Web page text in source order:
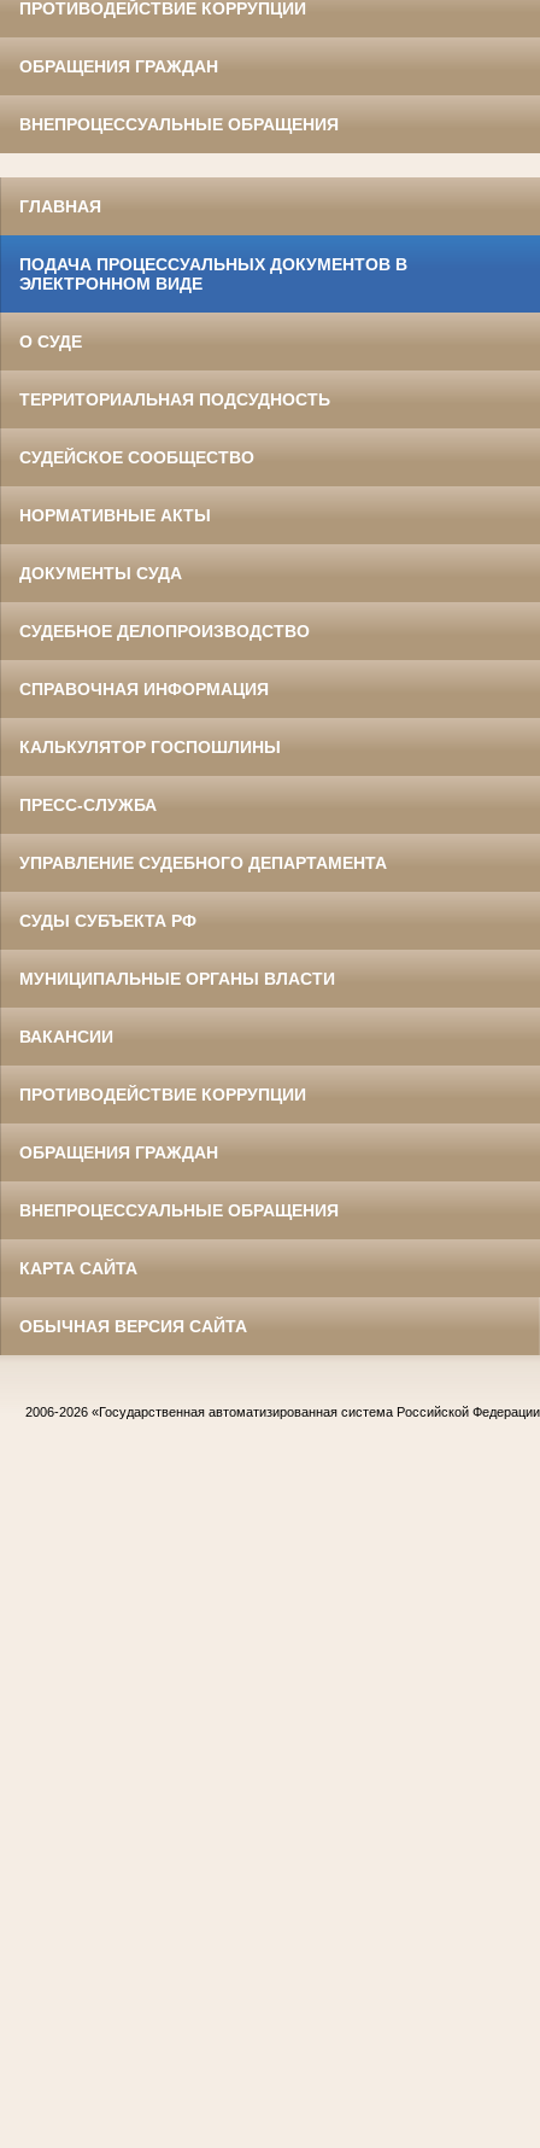
ПРОТИВОДЕЙСТВИЕ КОРРУПЦИИ
ОБРАЩЕНИЯ ГРАЖДАН
ВНЕПРОЦЕССУАЛЬНЫЕ ОБРАЩЕНИЯ
ГЛАВНАЯ
ПОДАЧА ПРОЦЕССУАЛЬНЫХ ДОКУМЕНТОВ В
ЭЛЕКТРОННОМ ВИДЕ
О СУДЕ
ТЕРРИТОРИАЛЬНАЯ ПОДСУДНОСТЬ
СУДЕЙСКОЕ СООБЩЕСТВО
НОРМАТИВНЫЕ АКТЫ
ДОКУМЕНТЫ СУДА
СУДЕБНОЕ ДЕЛОПРОИЗВОДСТВО
СПРАВОЧНАЯ ИНФОРМАЦИЯ
КАЛЬКУЛЯТОР ГОСПОШЛИНЫ
ПРЕСС-СЛУЖБА
УПРАВЛЕНИЕ СУДЕБНОГО ДЕПАРТАМЕНТА
СУДЫ СУБЪЕКТА РФ
МУНИЦИПАЛЬНЫЕ ОРГАНЫ ВЛАСТИ
ВАКАНСИИ
ПРОТИВОДЕЙСТВИЕ КОРРУПЦИИ
ОБРАЩЕНИЯ ГРАЖДАН
ВНЕПРОЦЕССУАЛЬНЫЕ ОБРАЩЕНИЯ
КАРТА САЙТА
ОБЫЧНАЯ ВЕРСИЯ САЙТА
2006-2026 «Государственная автоматизированная система Российской